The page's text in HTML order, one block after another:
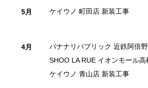
5月 ケイウノ 町田店 新装工事
4月
バナナリパブリック 近鉄阿倍
SHOO LA RUE イオンモール
ケイウノ 青山店 新装工事